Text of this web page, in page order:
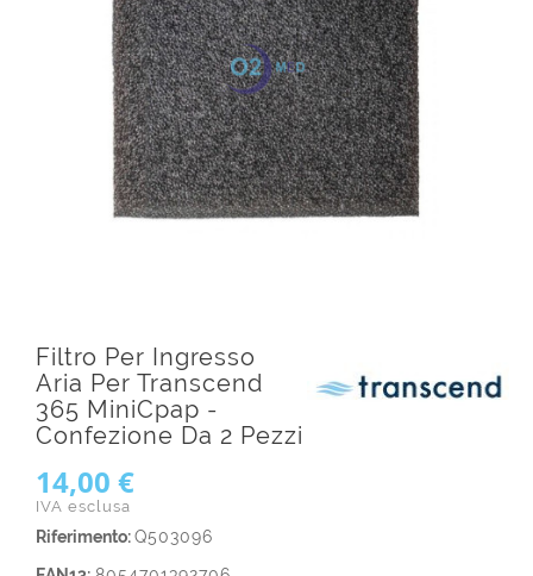
Filtro Per Ingresso
Aria Per Transcend
365 MiniCpap -
Confezione Da 2 Pezzi
14,00 €
IVA esclusa
Riferimento:Q503096